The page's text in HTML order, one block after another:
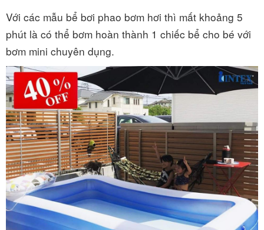
Với các mẫu bể bơi phao bơm hơi thì mất khoảng 5
phút là có thể bơm hoàn thành 1 chiếc bể cho bé với
bơm mini chuyên dụng.